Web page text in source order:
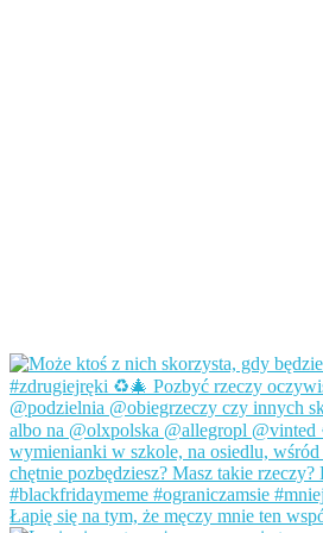
Łapię się na tym, że męczy mnie ten